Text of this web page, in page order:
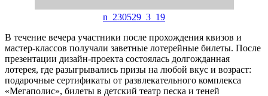
n_230529_3_19
В течение вечера участники после прохождения квизов и
мастер-классов получали заветные лотерейные билеты. После
презентации дизайн-проекта состоялась долгожданная
лотерея, где разыгрывались призы на любой вкус и возраст:
подарочные сертификаты от развлекательного комплекса
«Мегаполис», билеты в детский театр песка и теней